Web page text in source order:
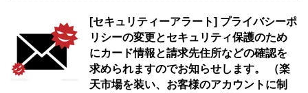
[セキュリティーアラート] プライバシーポ
リシーの変更とセキュリティ保護のため
にカード情報と請求先住所などの確認を
求められますのでお知らせします。 （楽
天市場を装い、お客様のアカウントに制